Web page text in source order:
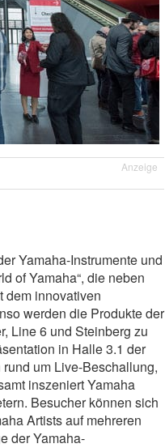
Anzeige
Yamaha-Instrumente und
of Yamaha“, die neben
dem innovativen
werden die Produkte der
Line 6 und Steinberg zu
in Halle 3.1 der
um Live-Beschallung,
inszeniert Yamaha
Besucher können sich
Artists auf mehreren
der Yamaha-